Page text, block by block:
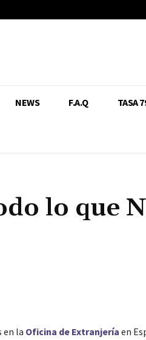
NEWS F.A.Q TASA
lo que
en la Oficina de Extranjería en